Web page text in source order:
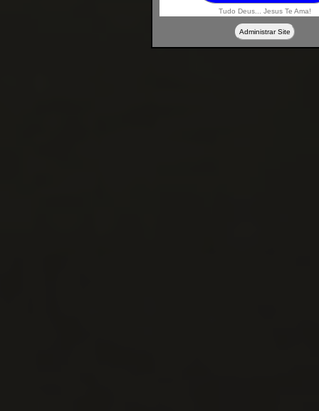
Tudo Deus... Jesus Te Ama!
Administrar Site